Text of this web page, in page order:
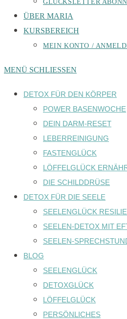
GLÜCKSLETTER
ÜBER MARIA
KURSBEREICH
MEIN KONTO /
MENÜ SCHLIESSEN
DETOX FÜR DEN KÖRPER
POWER BASENWOCHE
DEIN DARM-RESET
LEBERREINIGUNG
FASTENGLÜCK
LÖFFELGLÜCK
DIE SCHILDDRÜSE
DETOX FÜR DIE SEELE
SEELENGLÜCK
SEELEN-DETOX MIT
SEELEN-
BLOG
SEELENGLÜCK
DETOXGLÜCK
LÖFFELGLÜCK
PERSÖNLICHES